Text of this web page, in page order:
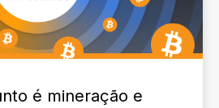
é mineração e